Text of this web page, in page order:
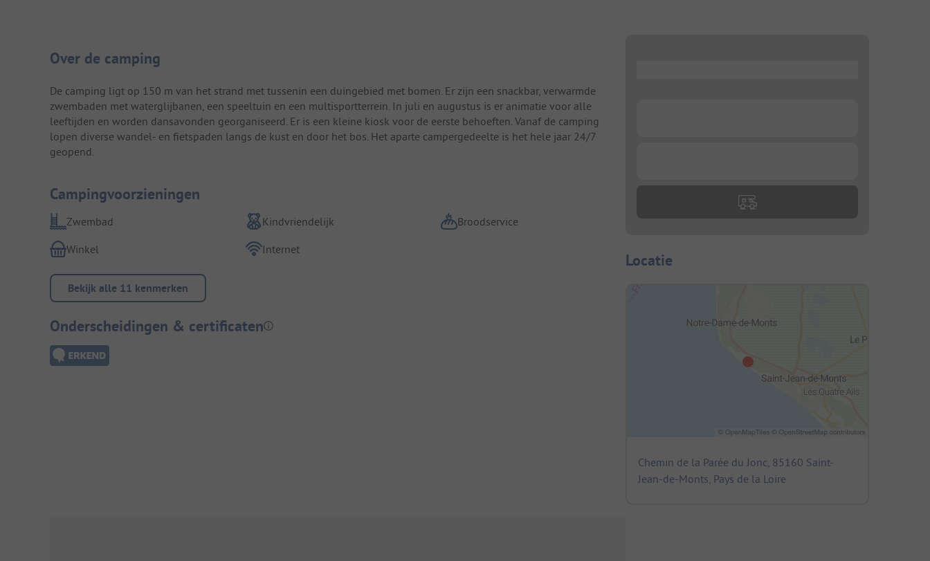
Camping introductie
Over de camping
De camping ligt op 150 m van het strand met tussenin een duingebied met bomen. Er zijn een snackbar, verwarmde
zwembaden met waterglijbanen, een speeltuin en een multisportterrein. In juli en augustus is er animatie voor alle
leeftijden en worden dansavonden georganiseerd. Er is een kleine kiosk voor de eerste behoeften. Vanaf de camping
lopen diverse wandel- en fietspaden langs de kust en door het bos. Het aparte campergedeelte is het hele jaar 24/7
geopend.
Campingvoorzieningen
Zwembad Kindvriendelijk
Broodservice
Winkel
Internet
Bekijk alle 11 kenmerken
Onderscheidingen & certificaten
Locatie
Chemin de la Parée du Jonc, 85160 Saint-
Jean-de-Monts, Pays de la Loire